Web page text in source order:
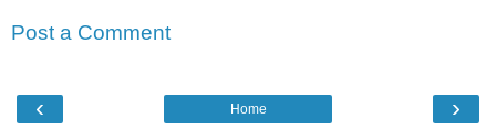
Post a Comment
‹ ›
Home